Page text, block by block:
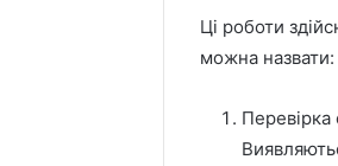
Ці роботи
можна назвати:
Перевірка